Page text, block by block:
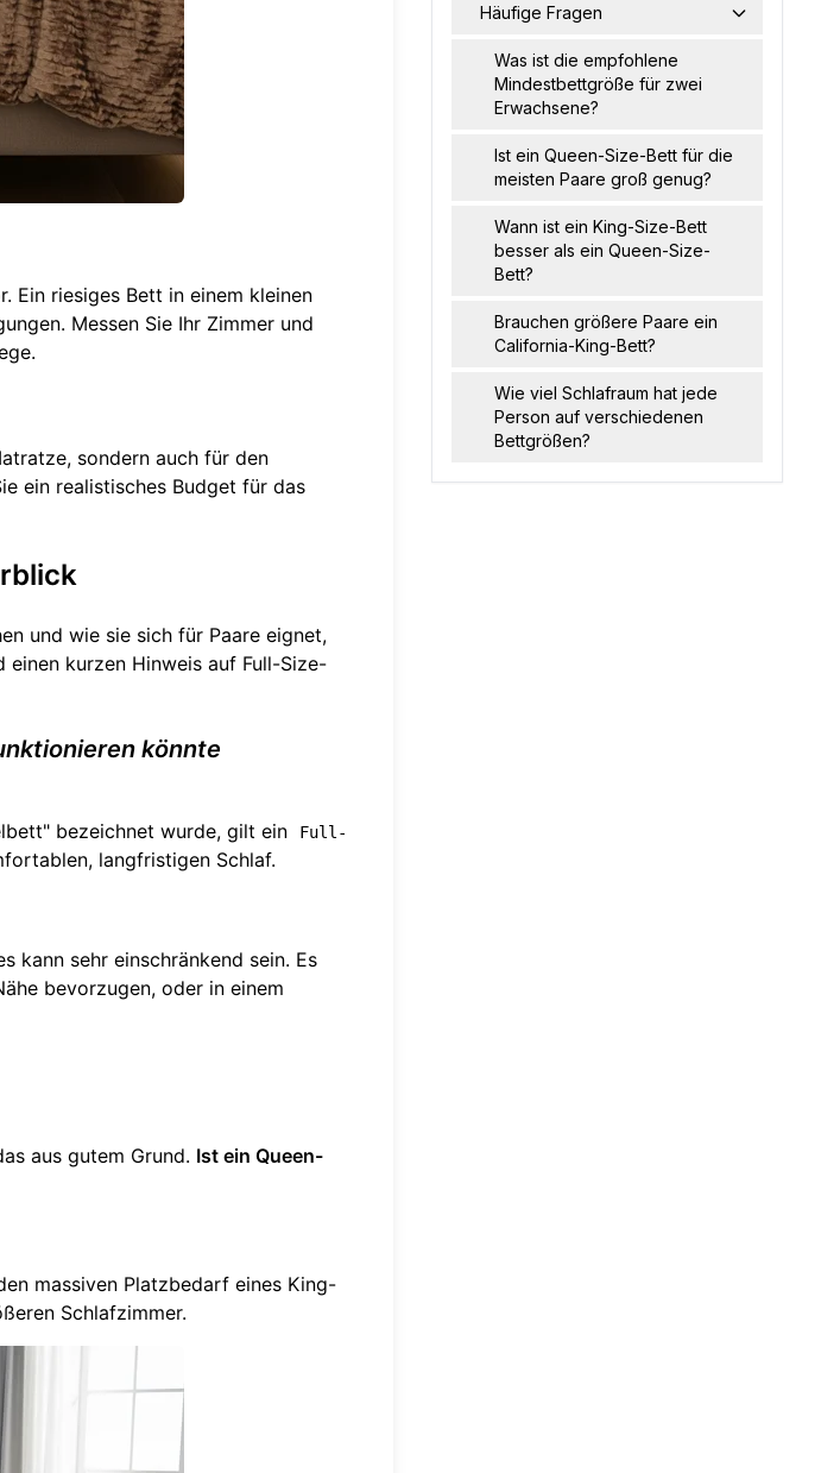
Ein riesiges Bett in einem kleinen
Messen Sie Ihr Zimmer und
sondern auch für den
ein realistisches Budget für das
und wie sie sich für Paare eignet,
kurzen Hinweis auf Full-Size-
könnte
bezeichnet wurde, gilt ein
Full-
langfristigen Schlaf.
kann sehr einschränkend sein. Es
bevorzugen, oder in einem
aus gutem Grund. Ist ein Queen-
massiven Platzbedarf eines King-
Schlafzimmer.
Häufige Fragen
Was ist die empfohlene
Mindestbettgröße für zwei
Erwachsene?
Ist ein Queen-Size-Bett für die
meisten Paare groß genug?
Wann ist ein King-Size-Bett
besser als ein Queen-Size-
Bett?
Brauchen größere Paare ein
California-King-Bett?
Wie viel Schlafraum hat jede
Person auf verschiedenen
Bettgrößen?